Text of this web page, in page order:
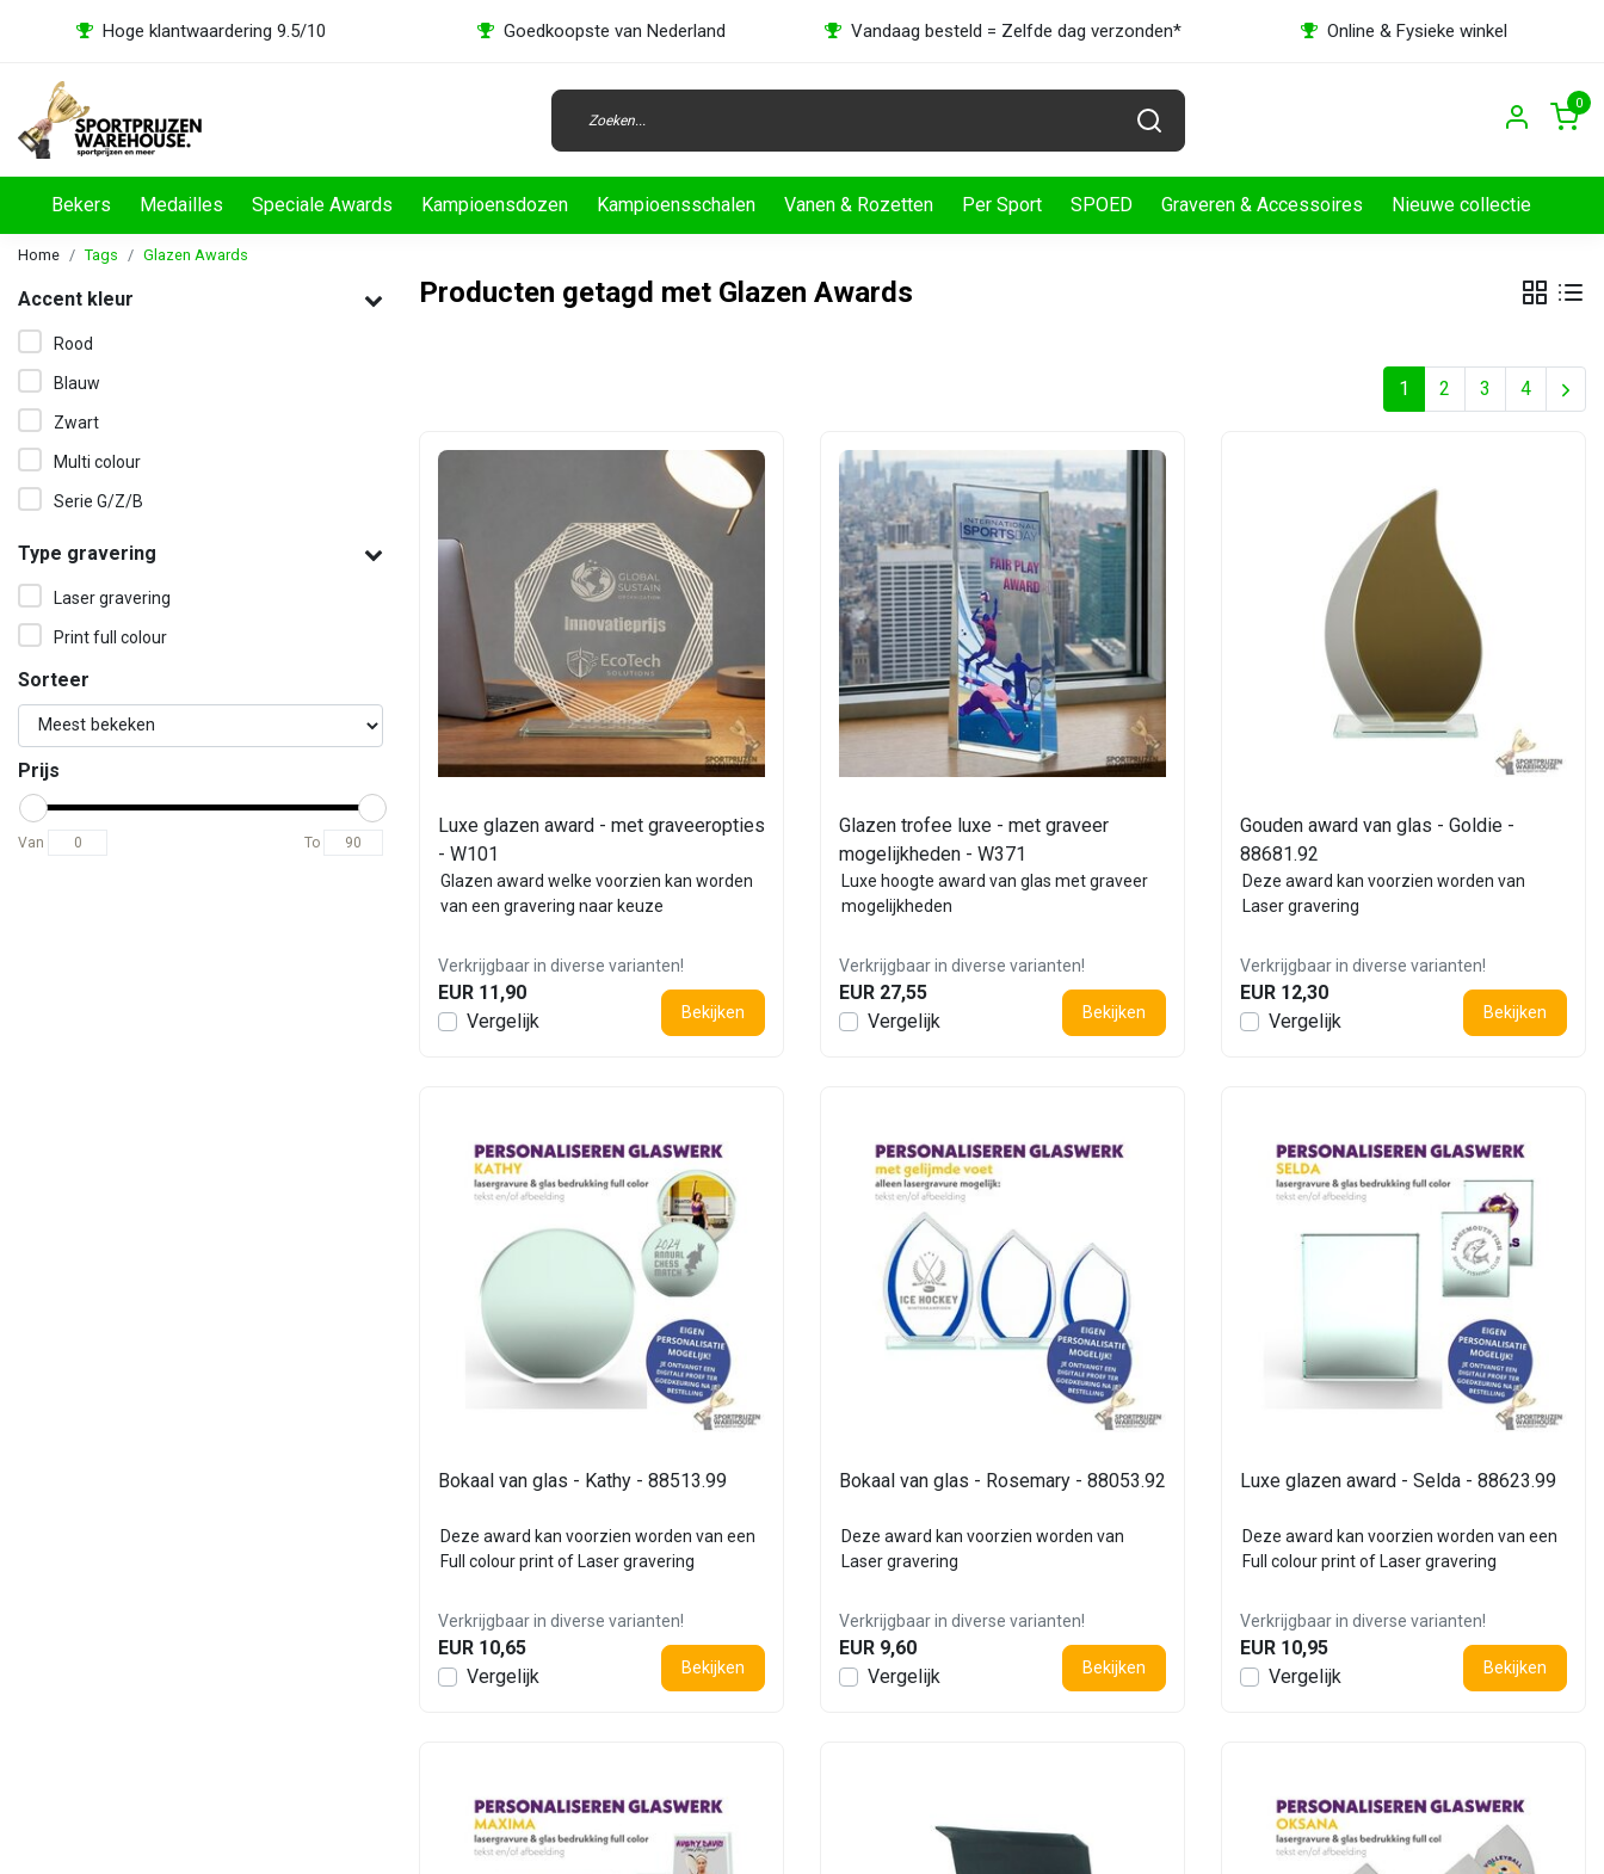
Hoge klantwaardering 9.5/10 Goedkoopste van Nederland Vandaag besteld = Zelfde dag verzonden* Online & Fysieke winkel
0
Bekers Medailles Speciale Awards Kampioensdozen Kampioensschalen Vanen & Rozetten Per Sport SPOED Graveren & Accessoires Nieuwe collectie
Home Tags Glazen Awards
Accent kleur
Rood
Blauw
Zwart
Multi colour
Serie G/Z/B
Type gravering
Laser gravering
Print full colour
Sorteer
Prijs
Van To
Producten getagd met Glazen Awards
1 2 3 4
Luxe glazen award - met graveeropties
- W101
Glazen award welke voorzien kan worden
van een gravering naar keuze
Verkrijgbaar in diverse varianten!
EUR 11,90
Vergelijk
Bekijken
Glazen trofee luxe - met graveer
mogelijkheden - W371
Luxe hoogte award van glas met graveer
mogelijkheden
Verkrijgbaar in diverse varianten!
EUR 27,55
Vergelijk
Bekijken
Gouden award van glas - Goldie -
88681.92
Deze award kan voorzien worden van
Laser gravering
Verkrijgbaar in diverse varianten!
EUR 12,30
Vergelijk
Bekijken
Bokaal van glas - Kathy - 88513.99
Deze award kan voorzien worden van een
Full colour print of Laser gravering
Verkrijgbaar in diverse varianten!
EUR 10,65
Vergelijk
Bekijken
Bokaal van glas - Rosemary - 88053.92
Deze award kan voorzien worden van
Laser gravering
Verkrijgbaar in diverse varianten!
EUR 9,60
Vergelijk
Bekijken
Luxe glazen award - Selda - 88623.99
Deze award kan voorzien worden van een
Full colour print of Laser gravering
Verkrijgbaar in diverse varianten!
EUR 10,95
Vergelijk
Bekijken